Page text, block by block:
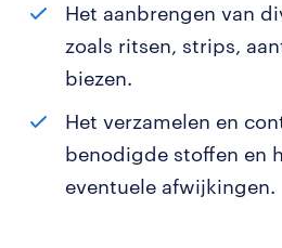
Het aanbrengen van
zoals ritsen, strips,
biezen.
Het verzamelen en
benodigde stoffen en
eventuele afwijkingen.